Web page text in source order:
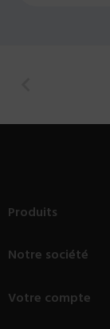
Produits
Notre société
Votre compte